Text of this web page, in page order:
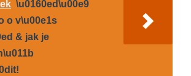
\u0160ed\u00e9
o v\u00e1s
& jak je